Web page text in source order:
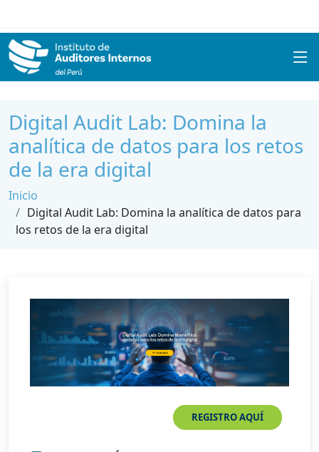
Digital Audit Lab: Domina la
analítica de datos para los retos
de la era digital
Inicio
Digital Audit Lab: Domina la analítica de datos para
los retos de la era digital
REGISTRO AQUÍ